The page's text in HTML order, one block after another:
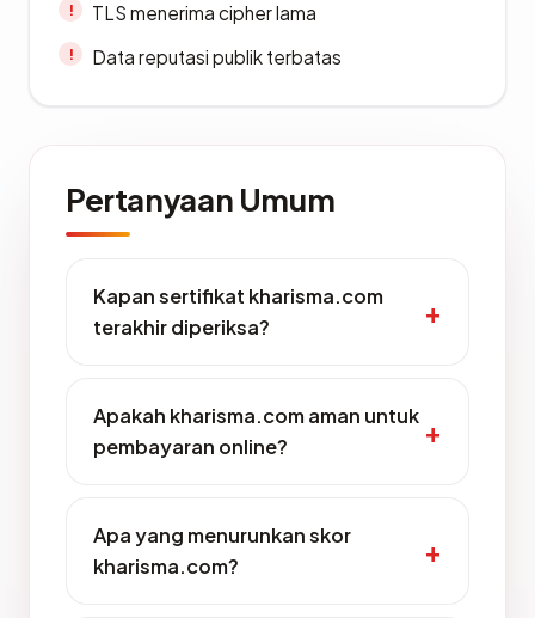
TLS menerima cipher lama
Data reputasi publik terbatas
Pertanyaan Umum
Kapan sertifikat kharisma.com
terakhir diperiksa?
Apakah kharisma.com aman untuk
pembayaran online?
Apa yang menurunkan skor
kharisma.com?